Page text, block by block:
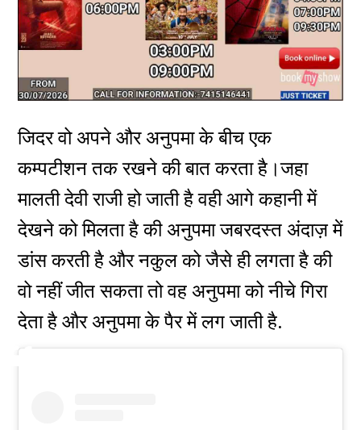
जिदर वो अपनेऔरअनुपमा के बीच एक
कम्पटीशन तक रखने की बात करता है।जहा
मालती देवी राजी हो जाती है वही आगे कहानी में
देखने को मिलता है की अनुपमा जबरदस्त अंदाज़ में
डांस करती है और नकुल को जैसे ही लगता है की
वो नहीं जीत सकता तो वह अनुपमा को नीचे गिरा
देता है और अनुपमा के पैर में लग जाती है.